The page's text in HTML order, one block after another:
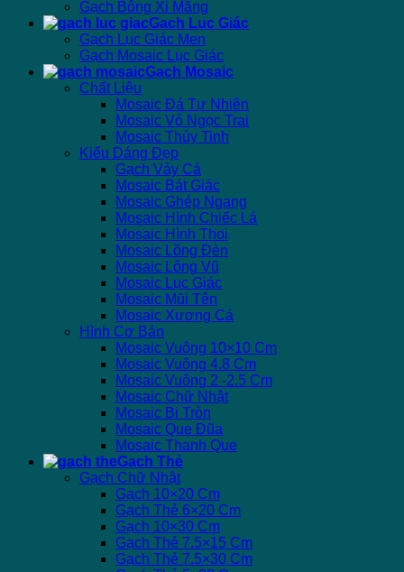
Gạch Bông Xi Măng
Gạch Lục Giác
Gạch Lục Giác Men
Gạch Mosaic Lục Giác
Gạch Mosaic
Chất Liệu
Mosaic Đá Tự Nhiên
Mosaic Vỏ Ngọc Trai
Mosaic Thủy Tinh
Kiểu Dáng Đẹp
Gạch Vảy Cá
Mosaic Bát Giác
Mosaic Ghép Ngang
Mosaic Hình Chiếc Lá
Mosaic Hình Thoi
Mosaic Lồng Đèn
Mosaic Lông Vũ
Mosaic Lục Giác
Mosaic Mũi Tên
Mosaic Xương Cá
Hình Cơ Bản
Mosaic Vuông 10×10 Cm
Mosaic Vuông 4.8 Cm
Mosaic Vuông 2 -2.5 Cm
Mosaic Chữ Nhật
Mosaic Bi Tròn
Mosaic Que Đũa
Mosaic Thanh Que
Gạch Thẻ
Gạch Chữ Nhật
Gạch 10×20 Cm
Gạch Thẻ 6×20 Cm
Gạch 10×30 Cm
Gạch Thẻ 7.5×15 Cm
Gạch Thẻ 7.5×30 Cm